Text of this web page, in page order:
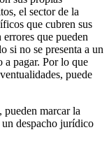
el sector de la
que cubren sus
que pueden
si no se presenta a un
pagar. Por lo que
puede
pueden marcar la
despacho jurídico